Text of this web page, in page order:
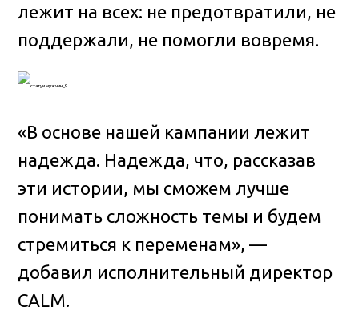
лежит на всех: не предотвратили, не
поддержали, не помогли вовремя.
«В основе нашей кампании лежит
надежда. Надежда, что, рассказав
эти истории, мы сможем лучше
понимать сложность темы и будем
стремиться к переменам», —
добавил исполнительный директор
CALM.